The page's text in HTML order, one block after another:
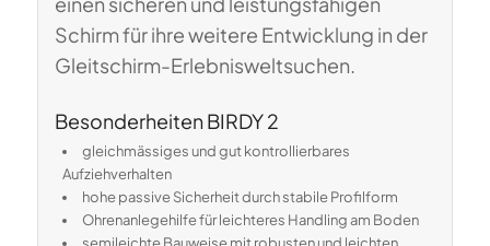
Schirm für ihre weitere Entwicklung in der
Gleitschirm-Erlebnisweltsuchen
Besonderheiten BIRDY 2
gleichmässiges und gut kontrollierbares
Aufziehverhalten
hohe passive Sicherheit durch stabile Profilform
Ohrenanlegehilfe für leichteres Handling am Boden
semileichte Bauweise mit robusten und leichten